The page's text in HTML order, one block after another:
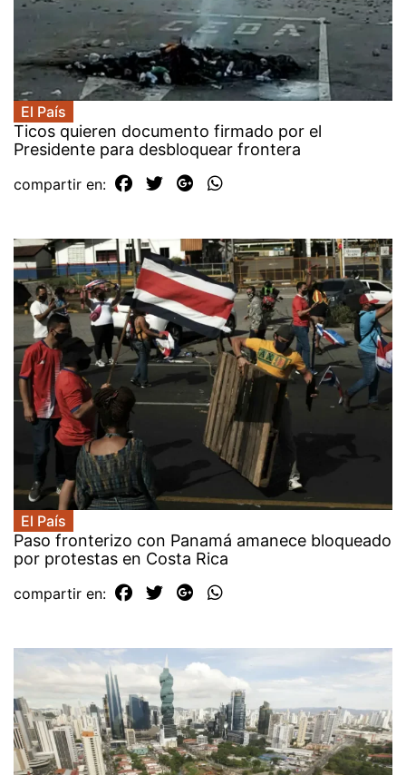
El País
Ticos quieren documento firmado por el
Presidente para desbloquear frontera
compartir en:
El País
Paso fronterizo con Panamá amanece bloqueado
por protestas en Costa Rica
compartir en: